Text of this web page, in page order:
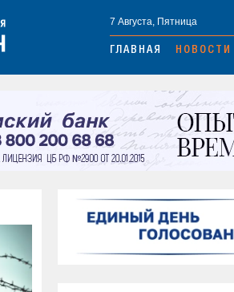
7 Августа, Пятница
ГЛАВНАЯ НОВОСТИ